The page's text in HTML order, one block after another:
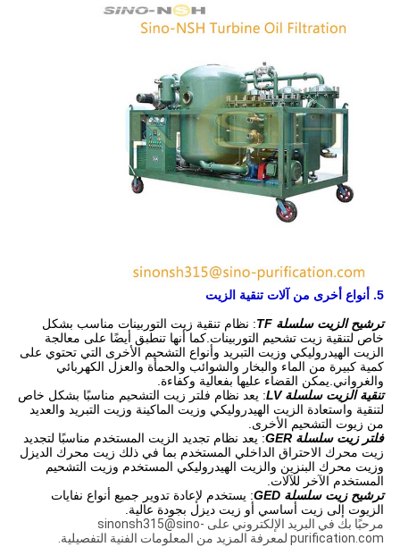
5. أنواع أخرى من آلات تنقية الزيت
ترشيح الزيت سلسلة TF
: نظام تنقية زيت التوربينات مناسب بشكل
خاص لتنقية زيت تشحيم التوربينات.كما أنها تنطبق أيضًا على معالجة
الزيت الهيدروليكي وزيت التبريد وأنواع التشحيم الأخرى التي تحتوي على
كمية كبيرة من الماء والبخار والشوائب والحمأة والعزل الكهربائي
والغرواني.يمكن القضاء عليها بفعالية وكفاءة.
تنقية الزيت سلسلة LV
: يعد نظام فلتر زيت التشحيم مناسبًا بشكل خاص
لتنقية واستعادة الزيت الهيدروليكي وزيت الماكينة وزيت التبريد والعديد
من زيوت التشحيم الأخرى.
فلتر زيت سلسلة GER
: يعد نظام تجديد الزيت المستخدم مناسبًا لتجديد
زيت محرك الاحتراق الداخلي المستخدم بما في ذلك زيت محرك الديزل
وزيت محرك البنزين والزيت الهيدروليكي المستخدم وزيت التشحيم
المستخدم الآخر للآلات.
ترشيح زيت سلسلة GED
: يستخدم لإعادة تدوير جميع أنواع نفايات
الزيوت إلى زيت أساسي أو زيت ديزل بجودة عالية.
مرحبًا بك في البريد الإلكتروني على sinonsh315@sino-
purification.com لمعرفة المزيد من المعلومات الفنية التفصيلية.